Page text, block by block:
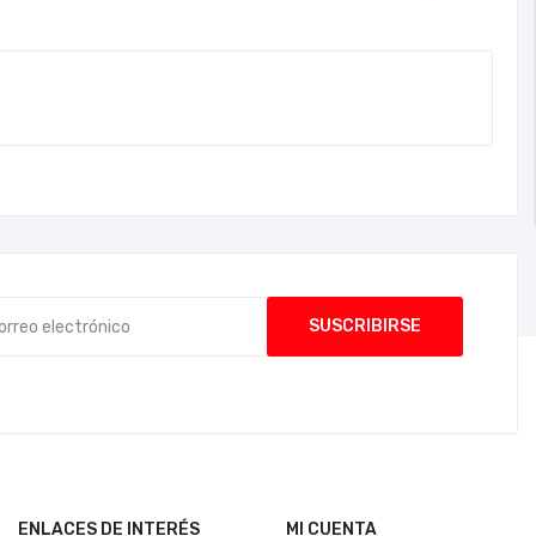
ENLACES DE INTERÉS MI CUENTA